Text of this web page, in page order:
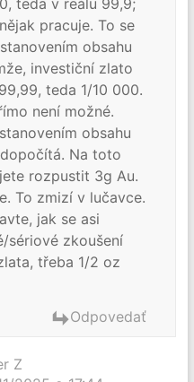
teda v reálu 99,9;
pracuje. To se
obsahu
investiční zlato
teda 1/10 000.
není možné.
obsahu
Na toto
rozpustit 3g Au.
To zmizí v lučavce.
jak se asi
sériové zkoušení
třeba 1/2 oz
Odpovedať
Z